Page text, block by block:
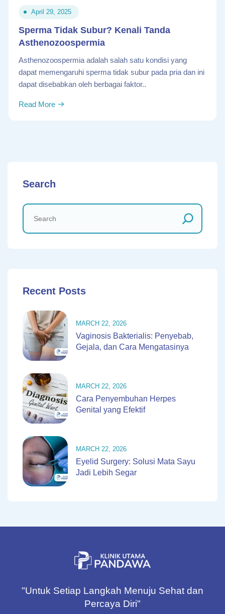
April 29, 2025
Sperma Tidak Subur? Kenali Tanda
Asthenozoospermia
Asthenozoospermia adalah salah satu kondisi yang
dapat memengaruhi sperma tidak subur pada pria dan ini
dapat disebabkan oleh berbagai faktor..
Read More
Search
Recent Posts
MARCH 22, 2026
Vaginosis Bakterialis: Penyebab,
Gejala, dan Cara Mengatasinya
MARCH 22, 2026
Cara Penyembuhan Herpes
Genital yang Efektif
MARCH 22, 2026
Eyelid Surgery: Solusi Mata Sayu
Jadi Lebih Segar
"Untuk Setiap Langkah Menuju Sehat dan
Percaya Diri"